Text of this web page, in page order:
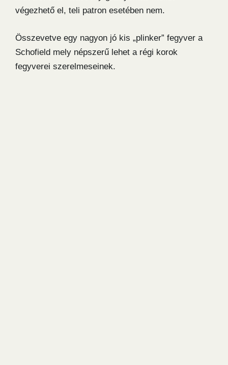
végezhető el, teli patron esetében nem.
Összevetve egy nagyon jó kis „plinker” fegyver a
Schofield mely népszerű lehet a régi korok
fegyverei szerelmeseinek.